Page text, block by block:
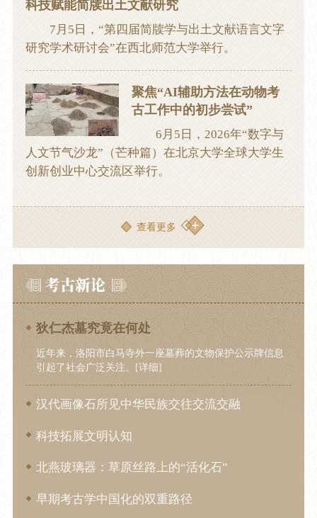
科技赋能简牍出土文献研究
7月5日，“第四届简牍学与出土文献语言文字
研究学术研讨会”在西北师范大学举行。
聚焦“AI辅助方法在动物考
古工作中的初步尝试”
6月5日，2026年“数字与
人文节气沙龙”（芒种篇）在北京大学全球大学生
创新创业中心交流区举行。
查看更多
狄仁杰墓究竟在何处
近年来，洛阳市白马寺外一座墓葬的文物保护公示牌信息
引起了社会广泛关注。[详细]
汉代画像石所见中华民族交往交流交融
科技拓展文明认知
北燕玻璃器：草原丝路上的“活化石”
早期考古学中国化的双重路径